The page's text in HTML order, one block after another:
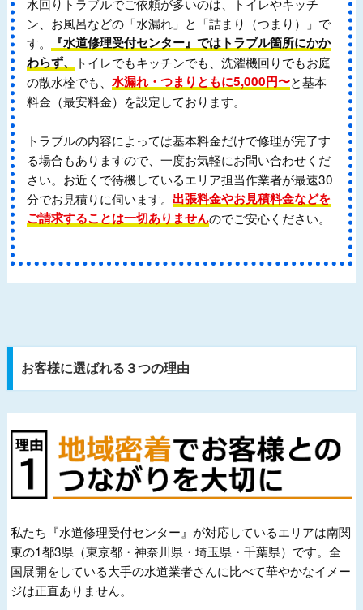
水回りトラブルでご依頼が多いのは、トイレやキッチ
ン、お風呂などの「水漏れ」と「詰まり（つまり）」で
す。
『水道修理受付センター』ではトラブル箇所にかか
わらず、
トイレでもキッチンでも、洗濯機回りでもお庭
の散水栓でも、 水漏れ・つまりともに5,000円〜と基本
料金（最安料金）を設定しております。
トラブルの内容によっては基本料金だけで修理が完了す
る場合もありますので、一度お気軽にお問い合わせくだ
さい。お近くで待機しているエリア担当作業者が最速30
分でお見積りに伺います。 出張料金やお見積料金などを
ご請求することは一切ありませんのでご安心ください。
お客様に選ばれる３つの理由
私たち『水道修理受付センター』が対応しているエリアは南関
東の1都3県（東京都・神奈川県・埼玉県・千葉県）です。全
国展開をしている大手の水道業者さんに比べて華やかなイメー
ジは正直ありません。